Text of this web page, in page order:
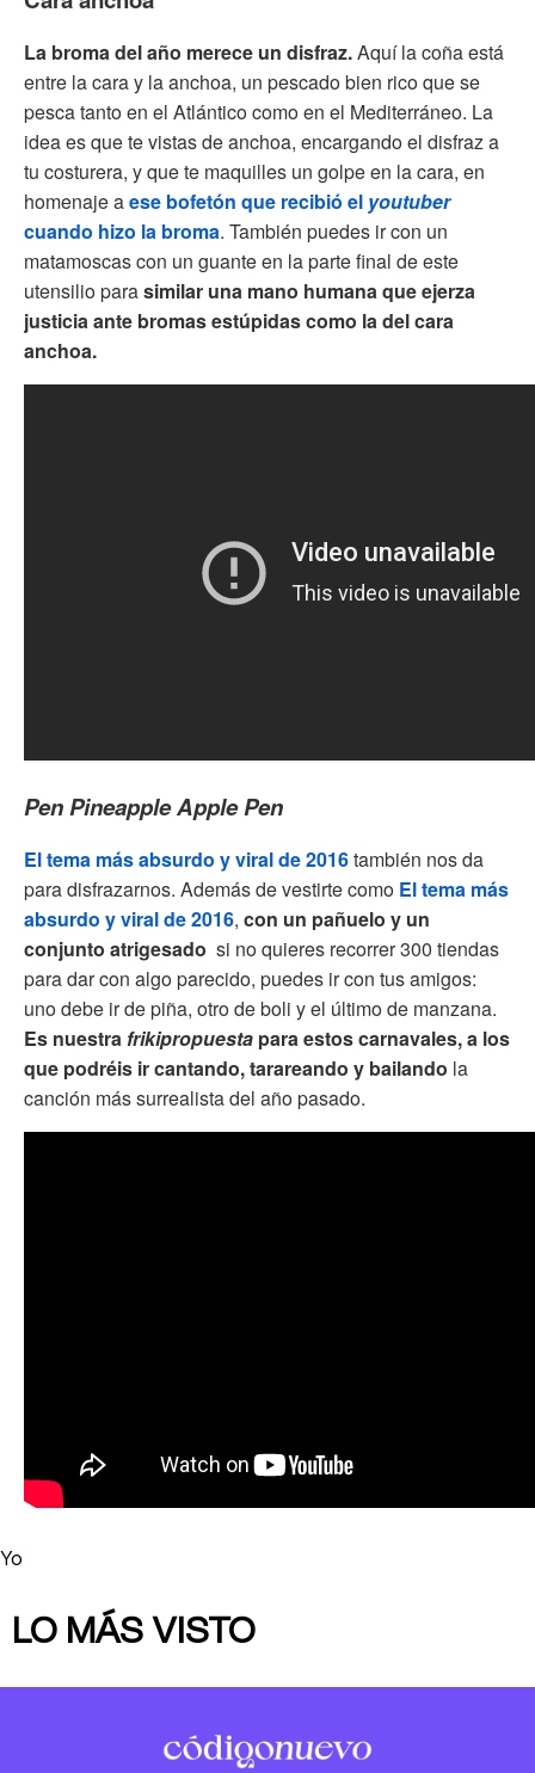
La broma del año merece un disfraz.Aquí la coña está
entre la cara y la anchoa, un pescado bien rico que se
pesca tanto en el Atlántico como en el Mediterráneo. La
idea es que te vistas de anchoa, encargando el disfraz a
tu costurera, y que te maquilles un golpe en la cara, en
homenaje aese bofetón que recibió el youtuber
cuando hizo la broma. También puedes ir con un
matamoscas con un guante en la parte final de este
utensilio parasimilar una mano humana que ejerza
justicia ante bromas estúpidas como la del cara
anchoa.
Pen Pineapple Apple Pen
El tema más absurdo y viral de 2016también nos da
para disfrazarnos. Además de vestirte como El tema más
absurdo y viral de 2016, con un pañuelo y un
conjunto atrigesado si no quieres recorrer 300 tiendas
para dar con algo parecido, puedes ir con tus amigos:
uno debe ir de piña, otro de boli y el último de manzana.
Es nuestra frikipropuesta para estos carnavales, a los
que podréis ir cantando, tarareando y bailando la
canción más surrealista del año pasado.
Yo
LO MÁS VISTO